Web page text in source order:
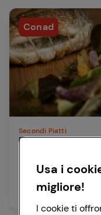
Conad
Secondi Piatti
Usa i
migliore!
I cookie ti